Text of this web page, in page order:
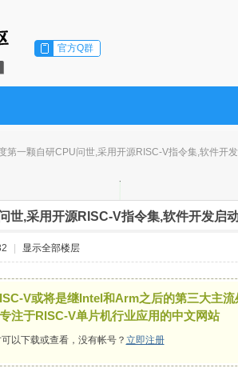
官方Q群
第一颗自研CPU问世,采用开源RISC-V指令集,软件开
世,采用开源RISC-V指令集,软件开发启
显示全部楼层
V或将是继Intel和Arm之后的第三大主
注于RISC-V单片机行业应用的中文网站
以下载或查看，没有帐号？ 立即注册